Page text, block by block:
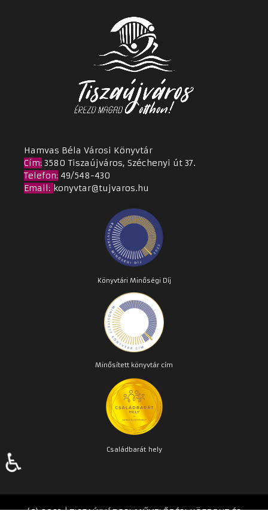
Hamvas Béla Városi Könyvtár
Cím: 3580 Tiszaújváros, Széchenyi út 37.
Telefon: 49/548-430
Email: konyvtar@tujvaros.hu
Könyvtári Minőségi Díj
Minősített könyvtár cím
Családbarát hely
(C) 2023 | TISZAÚJVÁROSI MŰVELŐDÉSI KÖZPONT ÉS